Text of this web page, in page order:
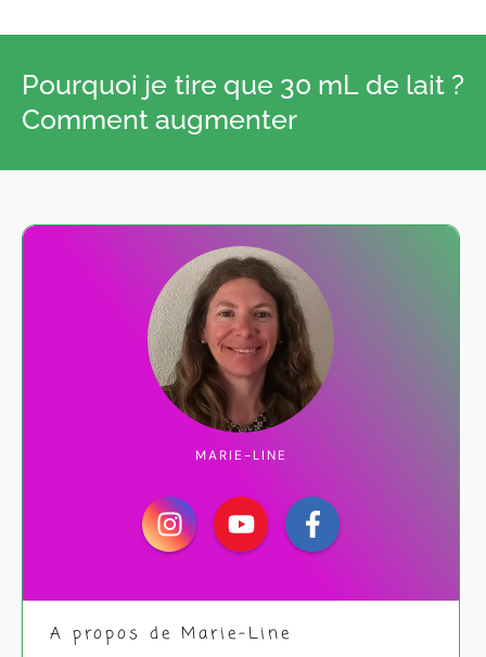
Pourquoi je tire que 30 mL de lait ?
Comment augmenter
MARIE-LINE
A propos de Marie-Line